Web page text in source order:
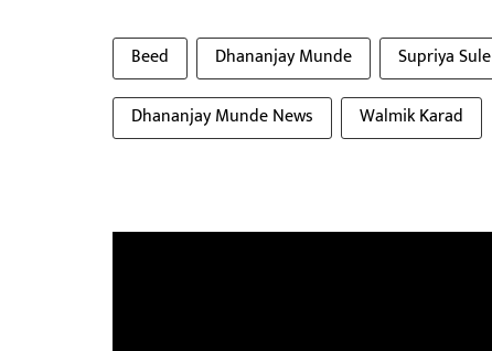
Beed Dhananjay Munde Supriya Sule
Dhananjay Munde News
Walmik Karad